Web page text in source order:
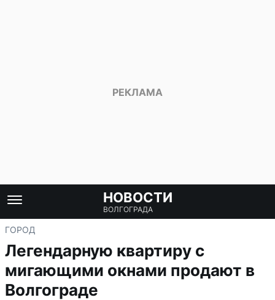
НОВОСТИ
ВОЛГОГРАДА
ГОРОД
Легендарную квартиру с
мигающими окнами продают в
Волгограде